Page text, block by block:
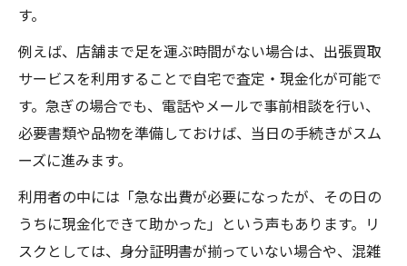
す。
例えば、店舗まで足を運ぶ時間がない場合は、出張買取
サービスを利用することで自宅で査定・現金化が可能で
す。急ぎの場合でも、電話やメールで事前相談を行い、
必要書類や品物を準備しておけば、当日の手続きがスム
ーズに進みます。
利用者の中には「急な出費が必要になったが、その日の
うちに現金化できて助かった」という声もあります。リ
スクとしては、身分証明書が揃っていない場合や、混雑